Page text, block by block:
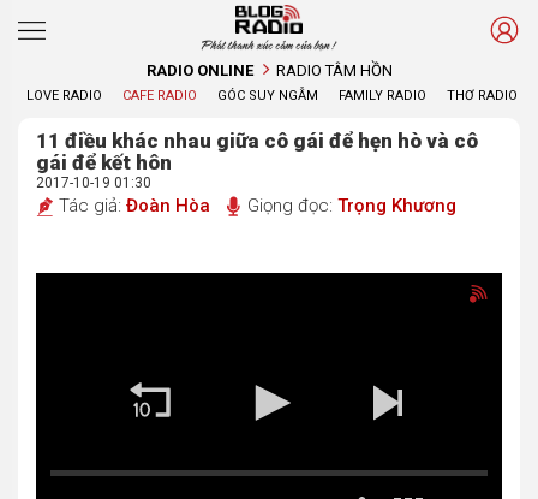
Phát thanh xúc cảm của bạn !
RADIO ONLINE RADIO TÂM HỒN
LOVE RADIO CAFE RADIO GÓC SUY NGẪM FAMILY RADIO THƠ RADIO
11 điều khác nhau giữa cô gái để hẹn hò và cô
gái để kết hôn
2017-10-19 01:30
Tác giả: Đoàn Hòa Giọng đọc: Trọng Khương